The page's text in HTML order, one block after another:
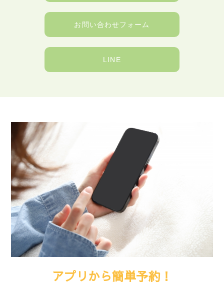
お問い合わせフォーム
LINE
アプリから簡単予約！